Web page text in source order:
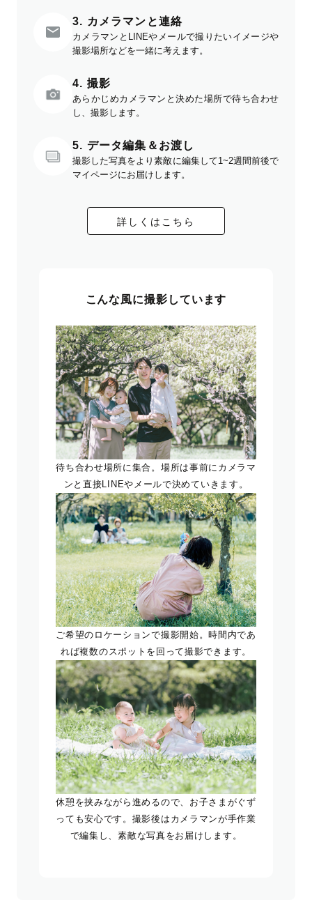
3. カメラマンと連絡
カメラマンとLINEやメールで撮りたいイメージや
撮影場所などを一緒に考えます。
4. 撮影
あらかじめカメラマンと決めた場所で待ち合わせ
し、撮影します。
5. データ編集＆お渡し
撮影した写真をより素敵に編集して1~2週間前後で
マイページにお届けします。
詳しくはこちら
こんな風に撮影しています
待ち合わせ場所に集合。場所は事前にカメラマ
ンと直接LINEやメールで決めていきます。
ご希望のロケーションで撮影開始。時間内であ
れば複数のスポットを回って撮影できます。
休憩を挟みながら進めるので、お子さまがぐず
っても安心です。撮影後はカメラマンが手作業
で編集し、素敵な写真をお届けします。